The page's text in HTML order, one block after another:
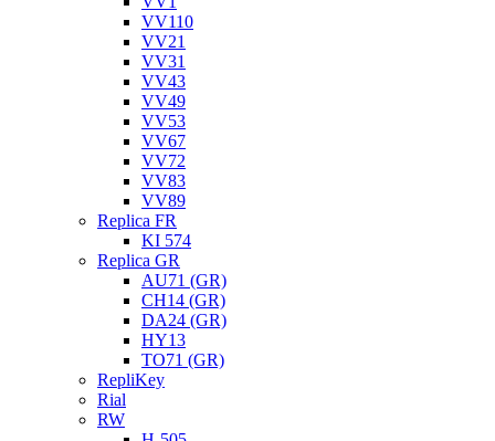
VV110
VV21
VV31
VV43
VV49
VV53
VV67
VV72
VV83
VV89
Replica FR
KI 574
Replica GR
AU71 (GR)
CH14 (GR)
DA24 (GR)
HY13
TO71 (GR)
RepliKey
Rial
RW